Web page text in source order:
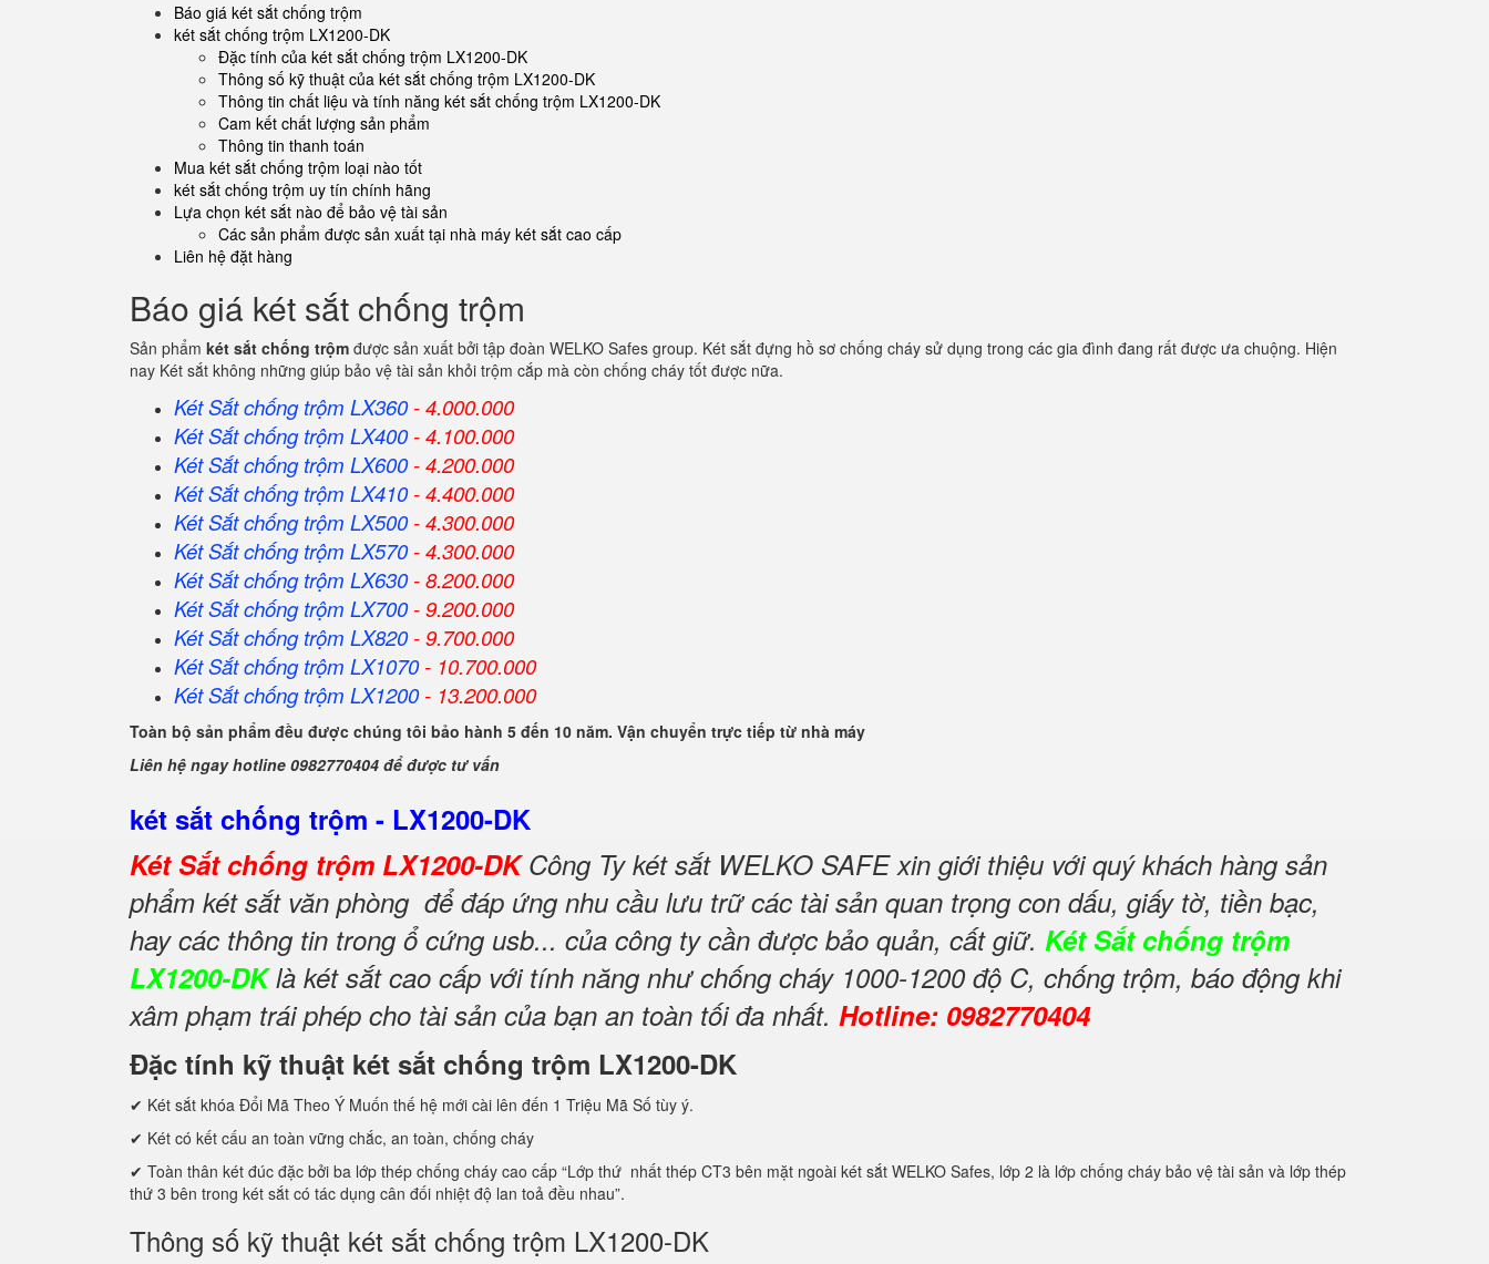
Báo giá két sắt chống trộm
két sắt chống trộm LX1200-DK
Đặc tính của két sắt chống trộm LX1200-DK
Thông số kỹ thuật của két sắt chống trộm LX1200-DK
Thông tin chất liệu và tính năng két sắt chống trộm LX1200-DK
Cam kết chất lượng sản phẩm
Thông tin thanh toán
Mua két sắt chống trộm loại nào tốt
két sắt chống trộm uy tín chính hãng
Lựa chọn két sắt nào để bảo vệ tài sản
Các sản phẩm được sản xuất tại nhà máy két sắt cao cấp
Liên hệ đặt hàng
Báo giá két sắt chống trộm
Sản phẩm két sắt chống trộm được sản xuất bởi tập đoàn WELKO Safes group. Két sắt đựng hồ sơ chống cháy sử dụng trong các gia đình đang rất được ưa chuộng. Hiện
nay Két sắt không những giúp bảo vệ tài sản khỏi trộm cắp mà còn chống cháy tốt được nữa.
Két Sắt chống trộm LX360- 4.000.000
Két Sắtchống trộm LX400- 4.100.000
Két Sắtchống trộm LX600- 4.200.000
Két Sắtchống trộm LX410- 4.400.000
Két Sắtchống trộm LX500- 4.300.000
Két Sắtchống trộm LX570- 4.300.000
Két Sắtchống trộm LX630- 8.200.000
Két Sắtchống trộm LX700- 9.200.000
Két Sắtchống trộm LX820- 9.700.000
Két Sắtchống trộm LX1070- 10.700.000
Két Sắtchống trộm LX1200- 13.200.000
Toàn bộ sản phẩm đều được chúng tôi bảo hành 5 đến 10 năm. Vận chuyển trực tiếp từ nhà máy
Liên hệ ngay hotline 0982770404 để được tư vấn
két sắt chống trộm - LX1200-DK
Két Sắt chống trộm LX1200-DKCông Ty két sắt WELKO SAFE xin giới thiệu với quý khách hàng sản
phẩm két sắt văn phòng để đáp ứng nhu cầu lưu trữ các tài sản quan trọng con dấu, giấy tờ, tiền bạc,
hay các thông tin trong ổ cứng usb... của công ty cần được bảo quản, cất giữ. Két Sắt chống trộm
LX1200-DKlà két sắt cao cấp với tính năng như chống cháy 1000-1200 độ C, chống trộm, báo động khi
xâm phạm trái phép cho tài sản của bạn an toàn tối đa nhất. Hotline: 0982770404
Đặc tính kỹ thuật két sắt chống trộm LX1200-DK
✔ Két sắt khóa Đổi Mã Theo Ý Muốn thế hệ mới cài lên đến 1 Triệu Mã Số tùy ý.
✔ Két có kết cấu an toàn vững chắc, an toàn, chống cháy
✔ Toàn thân két đúc đặc bởi ba lớp thép chống cháy cao cấp “Lớp thứ nhất thép CT3 bên mặt ngoài két sắt WELKO Safes, lớp 2 là lớp chống cháy bảo vệ tài sản và lớp thép
thứ 3 bên trong két sắt có tác dụng cân đối nhiệt độ lan toả đều nhau”.
Thông số kỹ thuật két sắt chống trộm LX1200-DK